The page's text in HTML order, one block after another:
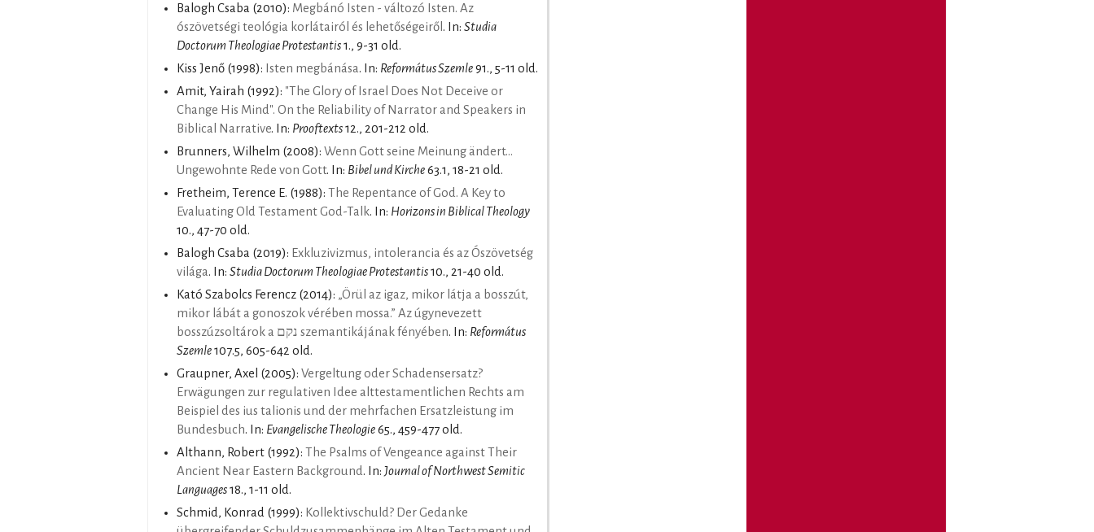
Balogh Csaba (2010): Megbánó Isten - változó Isten. Az
ószövetségi teológia korlátairól és lehetőségeiről . In: Studia
Doctorum Theologiae Protestantis1., 9-31 old.
Kiss Jenő (1998): Isten megbánása. In: Református Szemle91., 5-11 old.
Amit, Yairah (1992): "The Glory of Israel Does Not Deceive or
Change His Mind". On the Reliability of Narrator and Speakers in
Biblical Narrative. In: Prooftexts12., 201-212 old.
Brunners, Wilhelm (2008): Wenn Gott seine Meinung ändert...
Ungewohnte Rede von Gott. In: Bibel und Kirche63.1, 18-21 old.
Fretheim, Terence E. (1988): The Repentance of God. A Key to
Evaluating Old Testament God-Talk. In: Horizons in Biblical Theology
10., 47-70 old.
Balogh Csaba (2019): Exkluzivizmus, intolerancia és az Ószövetség
világa. In: Studia Doctorum Theologiae Protestantis10., 21-40 old.
Kató Szabolcs Ferencz (2014): „Örül az igaz, mikor látja a bosszút,
mikor lábát a gonoszok vérében mossa.” Az úgynevezett
bosszúzsoltárok a נקם szemantikájának fényében. In: Református
Szemle107.5, 605-642 old.
Graupner, Axel (2005): Vergeltung oder Schadensersatz?
Erwägungen zur regulativen Idee alttestamentlichen Rechts am
Beispiel des ius talionis und der mehrfachen Ersatzleistung im
Bundesbuch. In: Evangelische Theologie65., 459-477 old.
Althann, Robert (1992): The Psalms of Vengeance against Their
Ancient Near Eastern Background . In: Journal of Northwest Semitic
Languages18., 1-11 old.
Schmid, Konrad (1999): Kollektivschuld? Der Gedanke